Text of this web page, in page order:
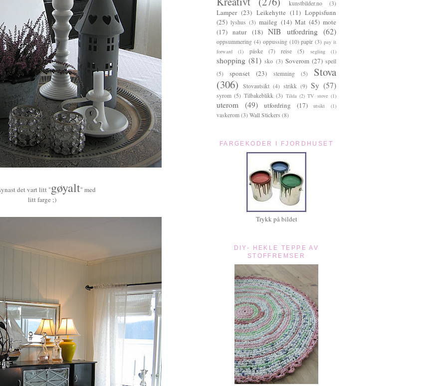
det vart litt "gøyalt" med
litt farge ;)
kunstbilder.no (3)
Lamper (23) Leikehytte (11) Loppisfunn
(25) lyshus (3) maileg (14) Mat (45) mote
(17) natur (18) NIB utfordring (62)
oppsummering (4) oppussing (10) papir (3) pay it
forward
(1) påske (7) reise (5) segling (1)
shopping (81) sko (3) Soverom (27) speil
(5)
sponset (23) stemning (5)
Stova
(306)
Stovautsikt (4) strikk (9) Sy (57)
syrom (5) Tilbakeblikk (3) Tilda (2) TV stove (1)
uterom (49) utfordring (17) utsikt (1)
vaskerom (3) Wall Stickers (8)
FARGEKODER I FJORDHUSET
Trykk på bildet
DIY- HEKLE TEPPE AV
STOFFREMSER